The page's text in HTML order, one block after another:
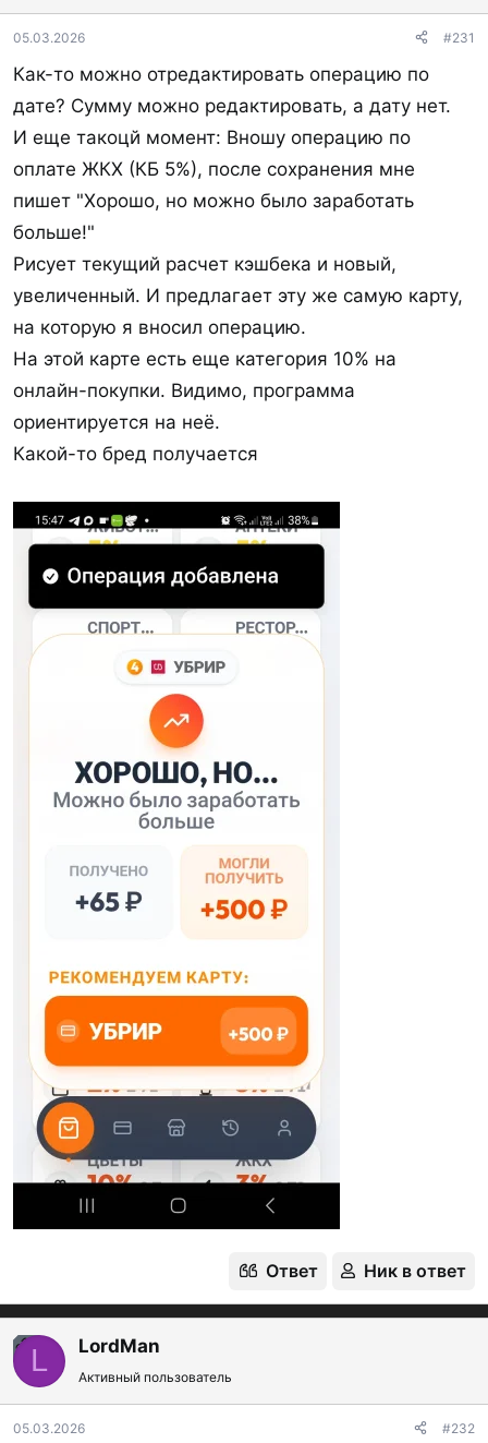
05.03.2026 #231
Как-то можно отредактировать операцию по
дате? Сумму можно редактировать, а дату нет.
И еще такоцй момент: Вношу операцию по
оплате ЖКХ (КБ 5%), после сохранения мне
пишет "Хорошо, но можно было заработать
больше!"
Рисует текущий расчет кэшбека и новый,
увеличенный. И предлагает эту же самую карту,
на которую я вносил операцию.
На этой карте есть еще категория 10% на
онлайн-покупки. Видимо, программа
ориентируется на неё.
Какой-то бред получается
Ответ Ник в ответ
OP L LordMan
Активный пользователь
05.03.2026 #232